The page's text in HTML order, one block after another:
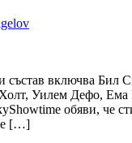
състав включва Бил
Уилем Дефо,
обяви, че
е […]